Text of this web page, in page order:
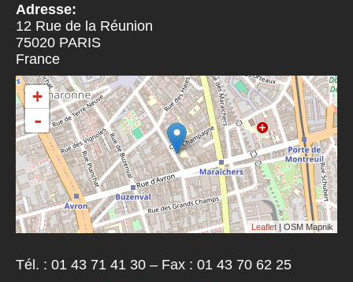
Adresse:
12 Rue de la Réunion
75020 PARIS
France
+
-
Leaflet | OSM Mapnik
Tél. : 01 43 71 41 30 – Fax : 01 43 70 62 25